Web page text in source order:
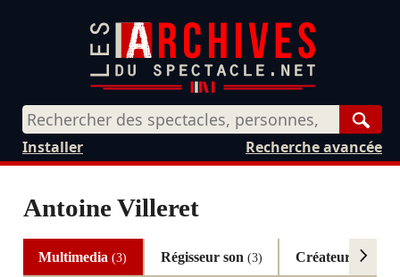
Recherche avancée
Installer
Antoine Villeret
Multimedia(3) Régisseur son (3) Créateur son